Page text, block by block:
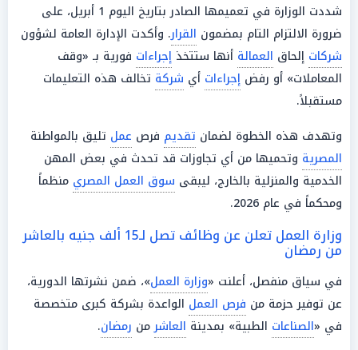
شددت الوزارة في تعميمها الصادر بتاريخ اليوم 1 أبريل، على
ضرورة الالتزام التام بمضمون القرار. وأكدت الإدارة العامة لشؤون
شركات إلحاق العمالة أنها ستتخذ إجراءات فورية بـ «وقف
المعاملات» أو رفض إجراءات أي شركة تخالف هذه التعليمات
مستقبلاً.
وتهدف هذه الخطوة لضمان تقديم فرص عمل تليق بالمواطنة
المصرية وتحميها من أي تجاوزات قد تحدث في بعض المهن
الخدمية والمنزلية بالخارج، ليبقى سوق العمل المصري منظماً
ومحكماً في عام 2026.
وزارة العمل تعلن عن وظائف تصل لـ15 ألف جنيه بالعاشر
من رمضان
في سياق منفصل، أعلنت «وزارة العمل»، ضمن نشرتها الدورية،
عن توفير حزمة من فرص العمل الواعدة بشركة كبرى متخصصة
في «الصناعات الطبية» بمدينة العاشرمن رمضان.